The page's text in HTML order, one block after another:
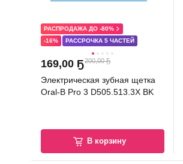
-16% РАССРОЧКА 5 ЧАСТЕЙ
РАСПРОДАЖА ДО -80%
169,00 Ҕ200,00 Ҕ
Электрическая зубная щетка
Oral-B Pro 3 D505.513.3X BK
В корзину